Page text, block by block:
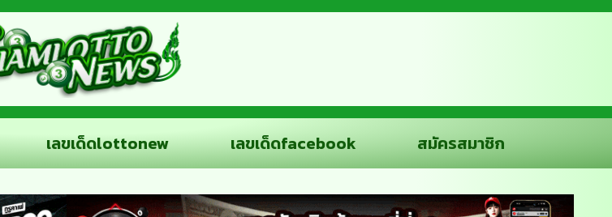
เลขเด็ดlottonew เลขเด็ดfacebook สมัครสมาชิก